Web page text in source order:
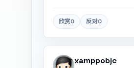
欣赏0 反对0
xamppobjc